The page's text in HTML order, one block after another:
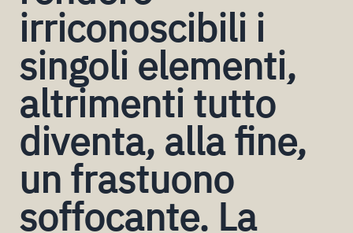
irriconoscibili i
singoli elementi,
altrimenti tutto
diventa, alla fine,
un frastuono
soffocante. La